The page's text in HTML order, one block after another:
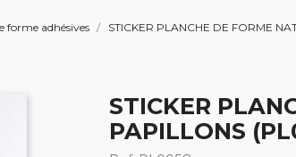
forme adhésives STICKER PLANCHE DE FORME
STICKER
PAPILLONS